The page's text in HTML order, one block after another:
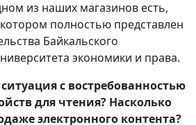
из наших магазинов есть,
полностью представлен
Байкальского
экономики и права.
с востребованностью
для чтения? Насколько
электронного контента?